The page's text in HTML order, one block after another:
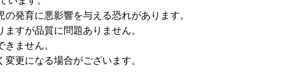
発育に悪影響を与える恐れがあります。
すが品質に問題ありません。
ません。
更になる場合がございます。